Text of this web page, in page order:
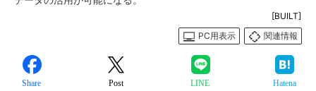
[BUILT]
PC用表示
関連情報
Share Post LINE Hatena